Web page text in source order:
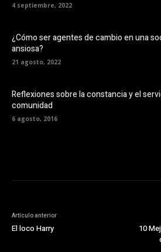
4 septiembre, 2022
¿Cómo ser agentes de cambio en una
ansiosa?
21 agosto, 2022
Reflexiones sobre la constancia y el
comunidad
6 agosto, 2016
Artículo anterior
El loco Harry
10